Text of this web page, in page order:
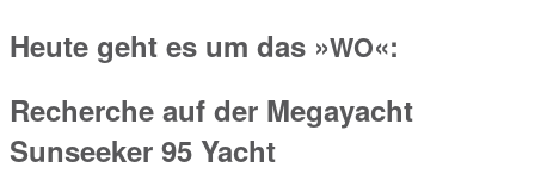
Heute geht es um das »WO«:
Recherche auf der Megayacht
Sunseeker 95 Yacht